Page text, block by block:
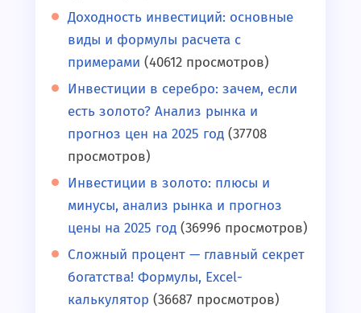
Доходность инвестиций: основные
виды и формулы расчета с
примерами (40612 просмотров)
Инвестиции в серебро: зачем, если
есть золото? Анализ рынка и
прогноз цен на 2025 год (37708
просмотров)
Инвестиции в золото: плюсы и
минусы, анализ рынка и прогноз
цены на 2025 год (36996 просмотров)
Сложный процент — главный секрет
богатства! Формулы, Excel-
калькулятор (36687 просмотров)